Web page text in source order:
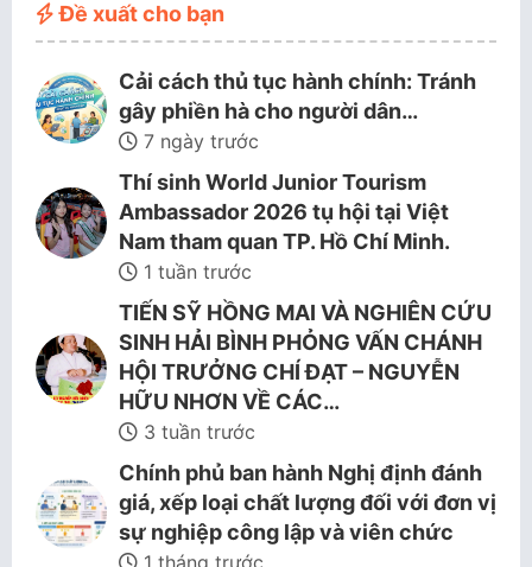
Đề xuất cho bạn
Cải cách thủ tục hành chính: Tránh
gây phiền hà cho người dân…
7 ngày trước
Thí sinh World Junior Tourism
Ambassador 2026 tụ hội tại Việt
Nam tham quan TP. Hồ Chí Minh.
1 tuần trước
TIẾN SỸ HỒNG MAI VÀ NGHIÊN CỨU
SINH HẢI BÌNH PHỎNG VẤN CHÁNH
HỘI TRƯỞNG CHÍ ĐẠT – NGUYỄN
HỮU NHƠN VỀ CÁC…
3 tuần trước
Chính phủ ban hành Nghị định đánh
giá, xếp loại chất lượng đối với đơn vị
sự nghiệp công lập và viên chức